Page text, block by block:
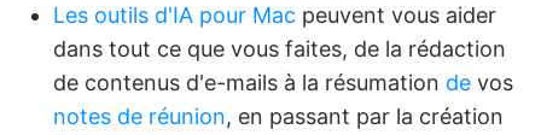
Les outils d'IA pour Mac peuvent vous aider
dans tout ce que vous faites, de la rédaction
de contenus d'e-mails à la résumation de vos
notes de réunion, en passant par la création